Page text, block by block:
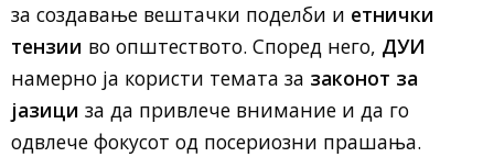
за создавање вештачки поделби и етнички
тензии во општеството. Според него, ДУИ
намерно ја користи темата за законот за
јазици за да привлече внимание и да го
одвлече фокусот од посериозни прашања.